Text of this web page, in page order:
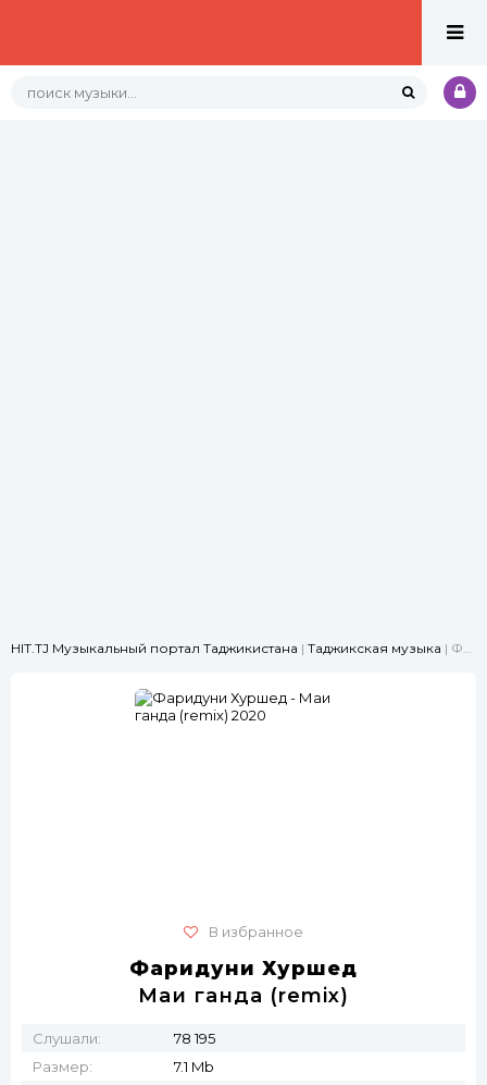
HIT.TJ Музыкальный портал Таджикистана | Таджикская музыка | Фаридуни Хуршед - Маи ганда (remix) 2020
В избранное
Фаридуни Хуршед
Маи ганда (remix)
Слушали:
78 195
Размер:
7.1 Mb